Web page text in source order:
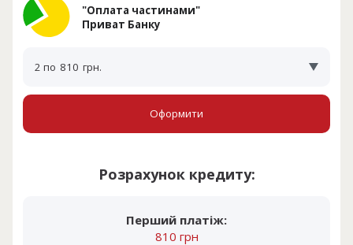
"Оплата частинами"
Приват Банку
2 по 810 грн.
Оформити
Розрахунок кредиту:
Перший платіж:
810 грн